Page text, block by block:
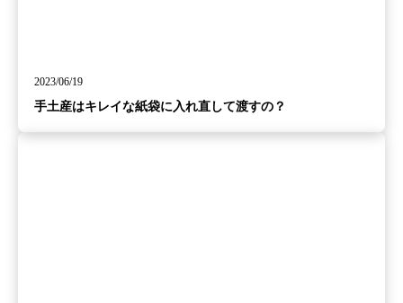
2023/06/19
手土産はキレイな紙袋に入れ直して渡すの？